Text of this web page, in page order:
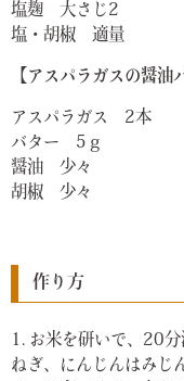
塩麹 大さじ2
塩・胡椒 適量
【アスパラガスの醤油
アスパラガス 2本
バター 5ｇ
醤油 少々
胡椒 少々
作り方
1. お米を研いで、20
ねぎ、にんじんはみじ